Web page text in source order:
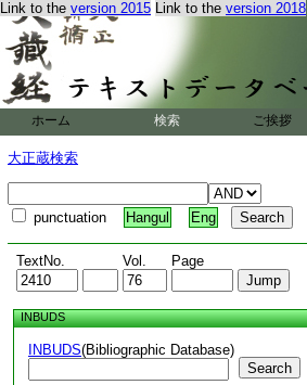
Link to the version 2015 Link to the version 2018
ホーム 検索 ご挨拶
大正蔵検索
punctuation Hangul Eng
TextNo. Vol. Page
INBUDS
INBUDS(Bibliographic Database)
Search